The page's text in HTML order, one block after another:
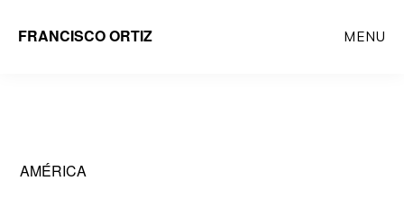
FRANCISCO ORTIZ MENU
AMÉRICA